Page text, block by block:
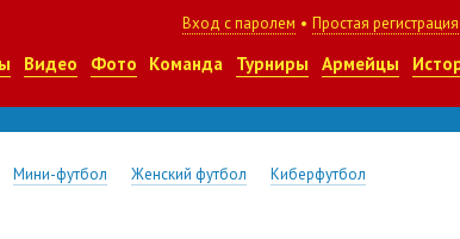
Вход с паролем • Простая регистрация
Видео Фото Команда Турниры Армейцы
Мини-футбол Женский футбол Киберфутбол